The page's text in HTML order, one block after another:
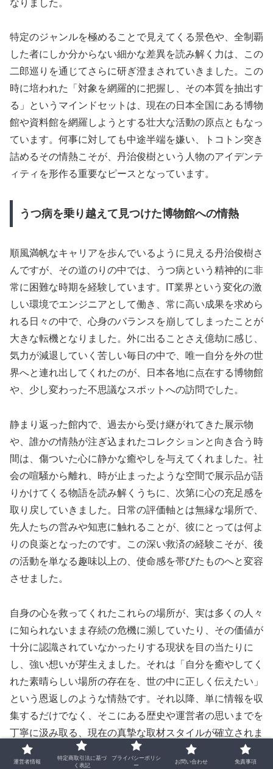
なりました。
特定のジャンルを極めることで見えてくる景色や、全制覇
した者にしか分からない細かな差異を読み解く力は、この
二郎巡りを通じてさらに研ぎ澄まされていきました。この
時に培われた「対象を網羅的に把握し、その本質を抽出す
る」というマインドセットは、現在の日本全国にある博物
館や資料館を網羅しようとする壮大な活動の原点ともなっ
ています。何事に対しても中途半端を嫌い、トコトン突き
詰めるその情熱こそが、丹治俊樹という人物のアイデンテ
ィティを形作る重要なピースとなっています。
うつ病を乗り越えて見つけた博物館への情熱
順風満帆なキャリアを歩んでいるように見える丹治俊樹さ
んですが、その道のりの中では、うつ病という精神的に非
常に困難な時期を経験しています。IT業界という変化の激
しい環境でエンジニアとして働き、常に高い成果を求めら
れる日々の中で、心身のバランスを崩してしまったことが
大きな転機となりました。外に出ることさえ億劫に感じ、
気力が減退していく苦しい毎日の中で、唯一自分を外の世
界へと連れ出してくれたのが、日本各地に点在する博物館
や、少し変わった不思議なスポットへの訪問でした。
静まり返った館内で、過去から受け継がれてきた展示物
や、誰かの情熱が注ぎ込まれたコレクションと向き合う時
間は、傷ついた心に静かな癒やしを与えてくれました。社
会の喧騒から離れ、時が止まったような空間で展示品が語
りかけてくる物語を読み解くうちに、次第に心の充足感を
取り戻していきました。日常の評価軸とは無縁な場所で、
先人たちの営みや知恵に触れることが、彼にとっては何よ
りの良薬となったのです。この深い救済の経験こそが、後
の活動を単なる趣味以上の、使命感を帯びたものへと変容
させました。
自身の心を救ってくれたこれらの場所が、実は多くの人々
に知られないまま存続の危機に瀕していたり、その価値が
十分に認識されていなかったりする現状を目の当たりに
し、強い想いが芽生えました。それは「自分を癒やしてく
れた素晴らしい場所の存在を、世の中に正しく伝えたい」
という恩返しのような情熱です。それ以降、単に情報を収
集するだけでなく、そこにある歴史や運営者の思いまでを
丁寧に汲み取る、現在の真摯な取材スタイルが確立されま
した。苦難の時期を経て見つけたこの情熱が、現在の日本
再発掘という壮大な旅の確かな礎となっているのです。
運営者情報
特定商取引法に基づ
く表記
プライバシーポリシ
ー
お問い合わせ 免責事項